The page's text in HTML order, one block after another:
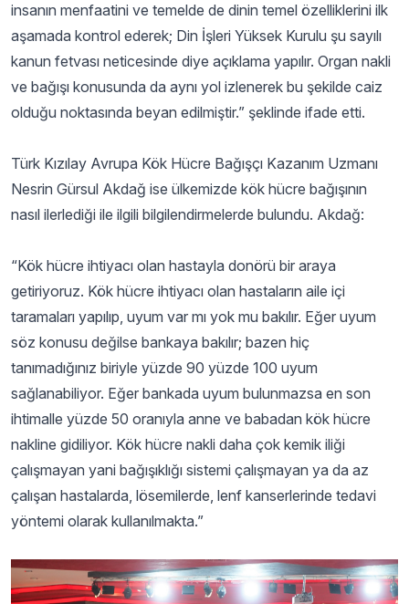
insanın menfaatini ve temelde de dinin temel özelliklerini ilk
aşamada kontrol ederek; Din İşleri Yüksek Kurulu şu sayılı
kanun fetvası neticesinde diye açıklama yapılır. Organ nakli
ve bağışı konusunda da aynı yol izlenerek bu şekilde caiz
olduğu noktasında beyan edilmiştir.” şeklinde ifade etti.
Türk Kızılay Avrupa Kök Hücre Bağışçı Kazanım Uzmanı
Nesrin Gürsul Akdağ ise ülkemizde kök hücre bağışının
nasıl ilerlediği ile ilgili bilgilendirmelerde bulundu. Akdağ:
“Kök hücre ihtiyacı olan hastayla donörü bir araya
getiriyoruz. Kök hücre ihtiyacı olan hastaların aile içi
taramaları yapılıp, uyum var mı yok mu bakılır. Eğer uyum
söz konusu değilse bankaya bakılır; bazen hiç
tanımadığınız biriyle yüzde 90 yüzde 100 uyum
sağlanabiliyor. Eğer bankada uyum bulunmazsa en son
ihtimalle yüzde 50 oranıyla anne ve babadan kök hücre
nakline gidiliyor. Kök hücre nakli daha çok kemik iliği
çalışmayan yani bağışıklığı sistemi çalışmayan ya da az
çalışan hastalarda, lösemilerde, lenf kanserlerinde tedavi
yöntemi olarak kullanılmakta.”